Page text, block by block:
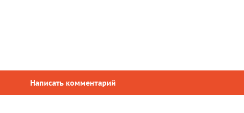
Написать комментарий